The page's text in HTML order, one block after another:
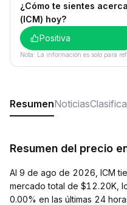
¿Cómo te sientes
(ICM) hoy?
Positiva
Nota: La información es solo para
ResumenNoticias
Resumen del precio
Al 9 de ago de 2026, ICM
mercado total de $12.20K,
0.00% en las últimas 24